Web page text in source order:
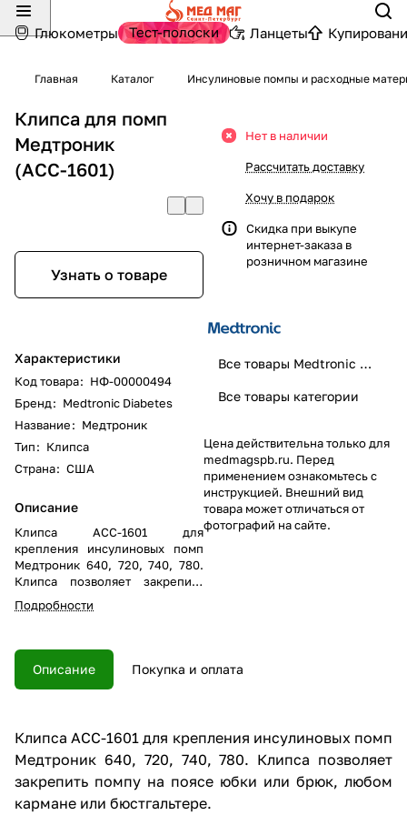
Глюкометры Тест-полоски Ланцеты
Главная Каталог Инсулиновые помпы и расходные
Клипса для помп
Медтроник
(АСС-1601)
Узнать о товаре
Характеристики
Код товара: НФ-00000494
Бренд: Medtronic Diabetes
Название: Медтроник
Тип: Клипса
Страна: США
Описание
Клипса АСС-1601 для
крепления инсулиновых помп
Медтроник 640, 720, 740, 780.
Клипса позволяет закрепить
помпу на поясе юбки или брюк,
любом кармане или
Подробности
Нет в наличии
Рассчитать доставку
Хочу в подарок
Скидка при выкупе
интернет-заказа в
розничном магазине
Все товары Medtronic Diabetes
Все товары категории
Цена действительна только для
medmagspb.ru. Перед
применением ознакомьтесь с
инструкцией. Внешний вид
товара может отличаться от
фотографий на сайте.
Описание Покупка и оплата
Клипса АСС-1601 для крепления инсулиновых помп
Медтроник 640, 720, 740, 780. Клипса позволяет
закрепить помпу на поясе юбки или брюк, любом
кармане или бюстгальтере.